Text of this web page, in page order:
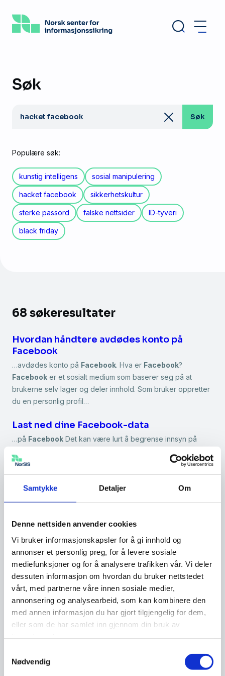
Samtykke Detaljer Om
Denne nettsiden anvender cookies
Vi bruker informasjonskapsler for å gi innhold og
annonser et personlig preg, for å levere sosiale
mediefunksjoner og for å analysere trafikken vår. Vi deler
dessuten informasjon om hvordan du bruker nettstedet
vårt, med partnerne våre innen sosiale medier,
annonsering og analysearbeid, som kan kombinere den
med annen informasjon du har gjort tilgjengelig for dem,
eller som de har samlet inn gjennom din bruk av
Nødvendig
hovedinnhold
Søk
Søk
Populære søk:
kunstig intelligens sosial manipulering
hacket facebook sikkerhetskultur
sterke passord falske nettsider ID-tyveri
black friday
68 søkeresultater
Hvordan håndtere avdødes konto på
Facebook
…avdødes konto på Facebook. Hva er Facebook?
Facebook er et sosialt medium som baserer seg på at
brukerne selv lager og deler innhold. Som bruker oppretter
du en personlig profil…
Last ned dine Facebook-data
…på Facebook Det kan være lurt å begrense innsyn på
dine. … Slik sletter du deg fra
Facebook Facebooker
verdens største…
Falske videomeldinger i Messenger
Facebook. Sku på totrinnspålogging på
gjennom innlogginger iFacebook, logg ut alle som du ikke
med sikkerhet vet…
Slik rapporterer du falske kontoer på
Facebook
Noen ganger kan du oppleve at enFacebook-konto har
blitt opprettet i ditt navn. I denne veiledningen viser vi deg
hvordan du kan få fjernet en falsk konto påFacebook
svindelbølge
Facebook.